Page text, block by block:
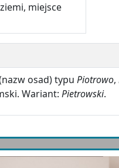
miejsce
osad) typu Piotrowo,
Wariant: Pietrowski.